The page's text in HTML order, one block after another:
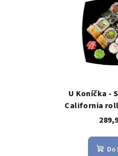
U Koníčka -
California
avokádo,
4 ks (losos,
kaviár) +
Do